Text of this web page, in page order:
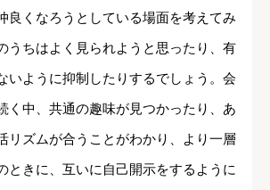
良くなろうとしている場面を考えてみ
うちはよく見られようと思ったり、有
いように抑制したりするでしょう。会
く中、共通の趣味が見つかったり、あ
リズムが合うことがわかり、より一層
ときに、互いに自己開示をするように